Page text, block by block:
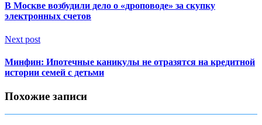
В Москве возбудили дело о «дроповоде» за скупку
электронных счетов
Next post
Минфин: Ипотечные каникулы не отразятся на кредитной
истории семей с детьми
Похожие записи